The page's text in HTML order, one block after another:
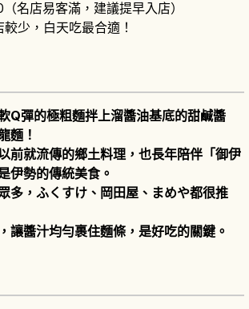
名店易客滿，建議提早入店）
少，白天吃最合適！
Q彈的極粗麵拌上溜醬油基底的甜鹹醬
麵！
前就流傳的鄉土料理，也長年陪伴「御伊
伊勢的傳統美食。
多，ふくすけ、岡田屋、まめや都很推
讓醬汁均勻裹住麵條，是好吃的關鍵。